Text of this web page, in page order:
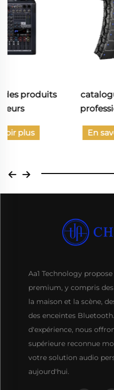
catalogue audio
professionnel 12"
En savoir plus
Aa1 Technology
premium, y compris
la maison et la scène,
des enceintes
d'expérience, nous
supérieure reconnue
votre solution audio
aujourd'hui.